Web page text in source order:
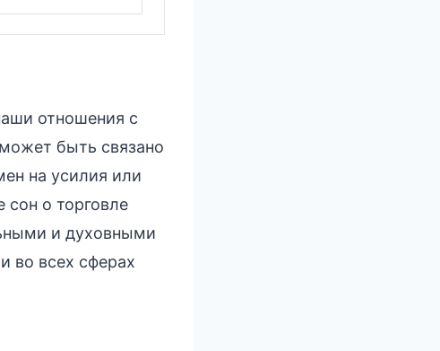
отношения с
быть связано
на усилия или
сон о торговле
и духовными
во всех сферах